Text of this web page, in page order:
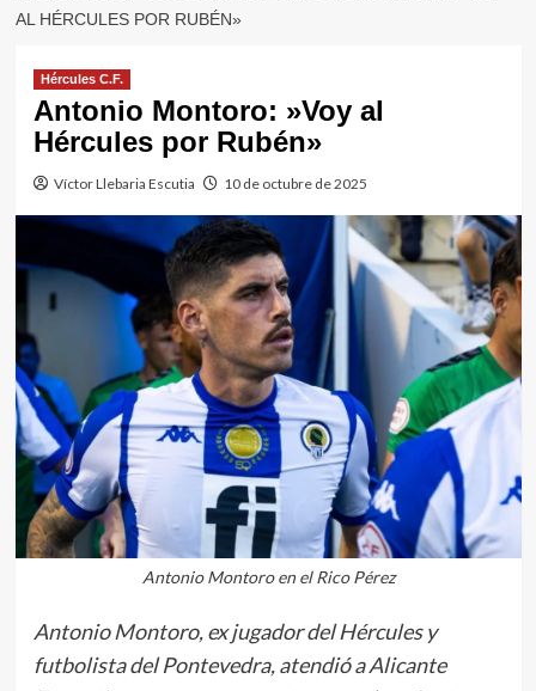
AL HÉRCULES POR RUBÉN»
Hércules C.F.
Antonio Montoro: »Voy al
Hércules por Rubén»
Víctor Llebaria Escutia 10 de octubre de 2025
Antonio Montoro en el Rico Pérez
Antonio Montoro, ex jugador del Hércules y
futbolista del Pontevedra, atendió a Alicante